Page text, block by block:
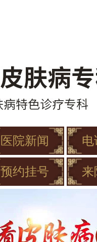
医院新闻 电
预约挂号 来